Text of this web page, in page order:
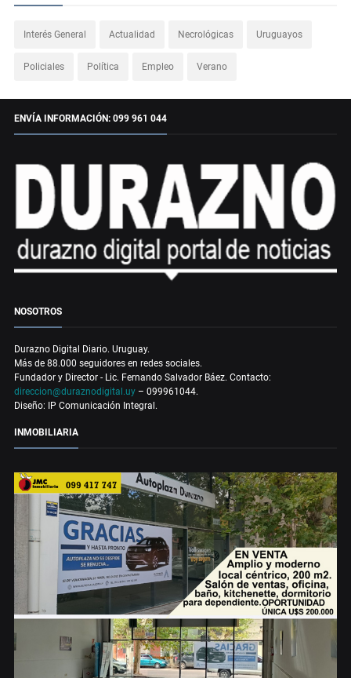
Interés General Actualidad Necrológicas Uruguayos
Policiales Política Empleo Verano
ENVÍA INFORMACIÓN: 099 961 044
NOSOTROS
Durazno Digital Diario. Uruguay.
Más de 88.000 seguidores en redes sociales.
Fundador y Director - Lic. Fernando Salvador Báez. Contacto:
direccion@duraznodigital.uy – 099961044.
Diseño: IP Comunicación Integral.
INMOBILIARIA